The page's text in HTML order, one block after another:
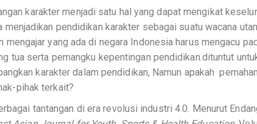
karakter menjadi satu hal yang dapat mengikat
pendidikan karakter sebagai suatu wacana
yang ada di negara Indonesia harus mengacu
tua serta pemangku kepentingan pendidikan.dituntut
karakter dalam pendidikan, Namun apakah
pihak terkait?
tantangan di era revolusi industri 4.0. Menurut